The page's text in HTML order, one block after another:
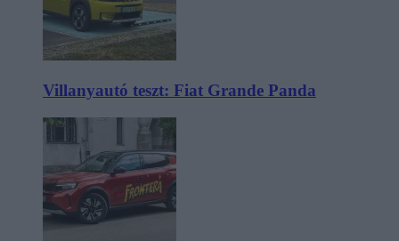
Villanyautó teszt: Fiat Grande Panda